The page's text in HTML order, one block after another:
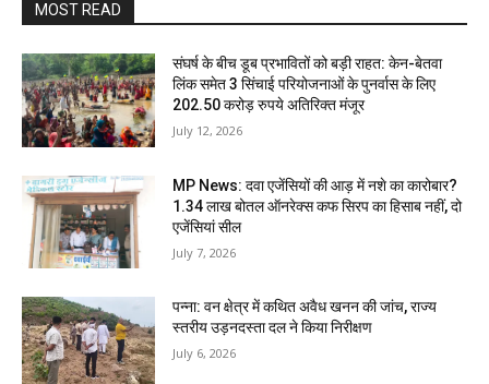
MOST READ
संघर्ष के बीच डूब प्रभावितों को बड़ी राहत: केन-बेतवा
लिंक समेत 3 सिंचाई परियोजनाओं के पुनर्वास के लिए
202.50 करोड़ रुपये अतिरिक्त मंजूर
July 12, 2026
MP News: दवा एजेंसियों की आड़ में नशे का कारोबार?
1.34 लाख बोतल ऑनरेक्स कफ सिरप का हिसाब नहीं, दो
एजेंसियां सील
July 7, 2026
पन्ना: वन क्षेत्र में कथित अवैध खनन की जांच, राज्य
स्तरीय उड़नदस्ता दल ने किया निरीक्षण
July 6, 2026